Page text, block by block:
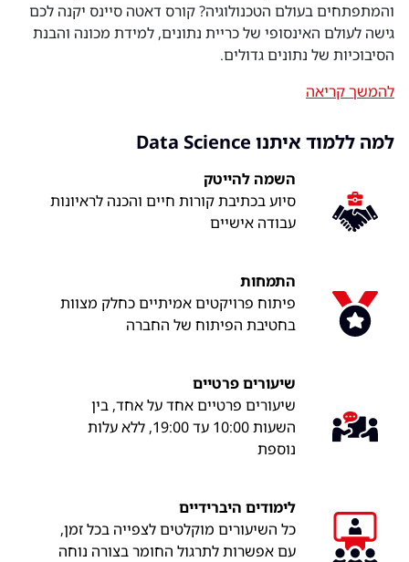
והמתפתחים בעולם הטכנולוגיה? קורס דאטה סיינס יקנה לכם
גישה לעולם האינסופי של כריית נתונים, למידת מכונה והבנת
הסיבוכיות של נתונים גדולים.
להמשך קריאה
למה ללמוד איתנו Data Science
השמה להייטק
סיוע בכתיבת קורות חיים והכנה לראיונות
עבודה אישיים
התמחות
פיתוח פרויקטים אמיתיים כחלק מצוות
בחטיבת הפיתוח של החברה
שיעורים פרטיים
שיעורים פרטיים אחד על אחד, בין
השעות 10:00 עד 19:00, ללא עלות
נוספת
לימודים היברידיים
כל השיעורים מוקלטים לצפייה בכל זמן,
עם אפשרות לתרגול החומר בצורה נוחה